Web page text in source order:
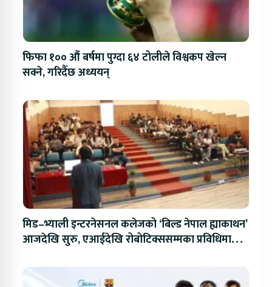
फिफा १०० औं बर्षमा पुग्दा ६४ टोलीले विश्वकप खेल्न
सक्ने, गरिदैँछ अध्ययन्
मिड–भ्याली इन्टरनेसनल कलेजको ‘बिल्ड नेपाल ह्याकाथन’
आजदेखि सुरु, एआईदेखि रोबोटिक्ससम्मका प्रविधिमा